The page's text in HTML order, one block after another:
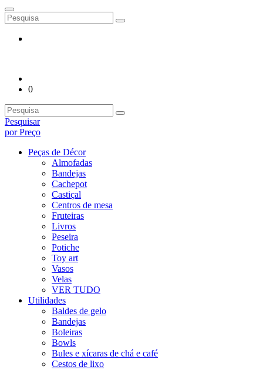
0
Pesquisar
por Preço
Peças de Décor
Almofadas
Bandejas
Cachepot
Castiçal
Centros de mesa
Fruteiras
Livros
Peseira
Potiche
Toy art
Vasos
Velas
VER TUDO
Utilidades
Baldes de gelo
Bandejas
Boleiras
Bowls
Bules e xícaras de chá e café
Cestos de lixo